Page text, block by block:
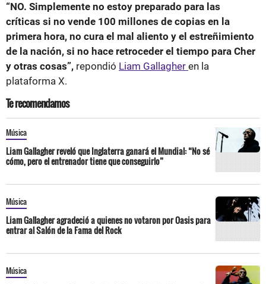
“NO. Simplemente no estoy preparado para las
críticas si no vende 100 millones de copias en la
primera hora, no cura el mal aliento y el estreñimiento
de la nación, si no hace retroceder el tiempo para Cher
y otras cosas”, repondió Liam Gallagher en la
plataforma X.
Te recomendamos
Música
Liam Gallagher reveló que Inglaterra ganará el Mundial: “No sé
cómo, pero el entrenador tiene que conseguirlo”
Música
Liam Gallagher agradeció a quienes no votaron por Oasis para
entrar al Salón de la Fama del Rock
Música